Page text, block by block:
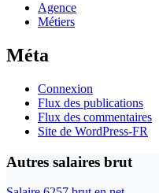
Agence
Métiers
Méta
Connexion
Flux des publications
Flux des commentaires
Site de WordPress-FR
Autres salaires brut